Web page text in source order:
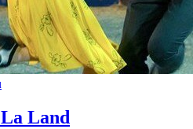
Land